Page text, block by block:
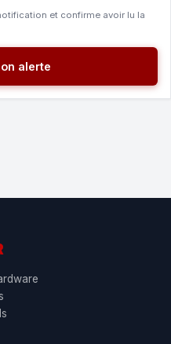
et confirme avoir lu la
alerte